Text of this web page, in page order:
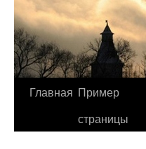
Перейти
Главная Пример
страницы